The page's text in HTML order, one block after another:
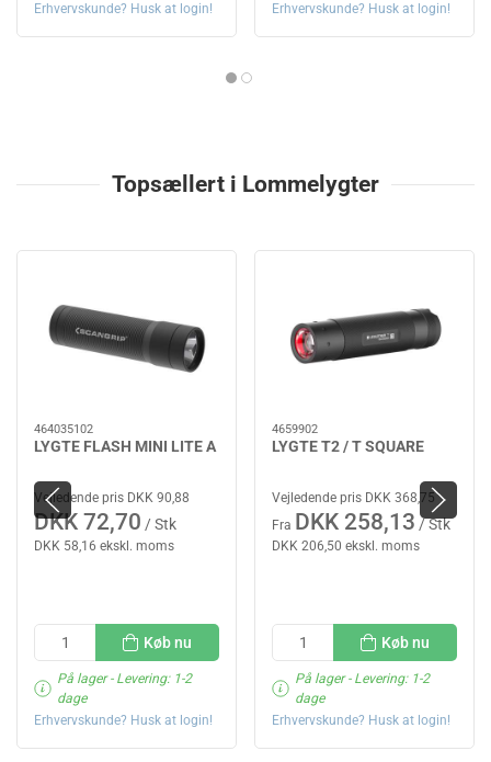
Erhvervskunde? Husk at login!
Erhvervskunde? Husk at login!
Topsællert i Lommelygter
464035102
LYGTE FLASH MINI LITE A
Vejledende pris DKK 90,88
DKK 72,70 / Stk
DKK 58,16 ekskl. moms
Køb nu
På lager- Levering: 1-2
dage
Erhvervskunde? Husk at login!
4659902
LYGTE T2 / T SQUARE
Vejledende pris DKK 368,75
Fra DKK 258,13 / Stk
DKK 206,50 ekskl. moms
Køb nu
På lager- Levering: 1-2
dage
Erhvervskunde? Husk at login!